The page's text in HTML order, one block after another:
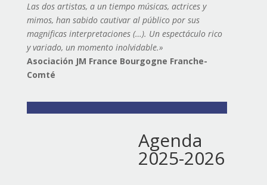
Las dos artistas, a un tiempo músicas, actrices y
mimos, han sabido cautivar al público por sus
magnificas interpretaciones (…). Un espectáculo rico
y variado, un momento inolvidable.»
Asociación JM France Bourgogne Franche-
Comté
Agenda
2025-2026